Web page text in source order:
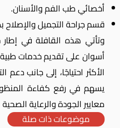
أخصائي طب الفم والأسنان.
قسم جراحة التجميل والإصلاح
وتأتي هذه القافلة في
أسوان على تقديم خدمات طبية
الأكثر احتياجًا، إلى جانب دعم
يسهم في رفع كفاءة
معايير الجودة والرعاية الصحية
موضوعات ذات صلة